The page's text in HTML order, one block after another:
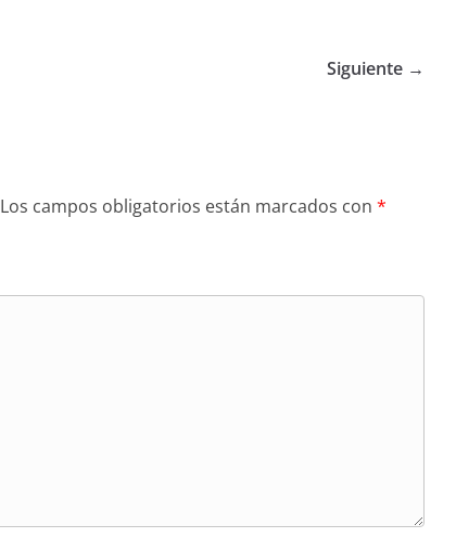
Siguiente →
Los campos obligatorios están marcados con *